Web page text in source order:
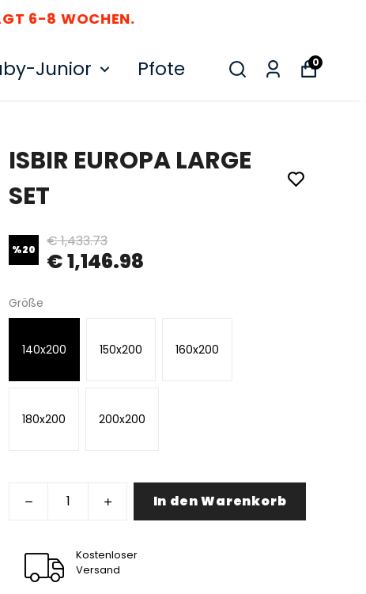
WOCHEN.
Junior Pfote 0
ISBIR EUROPA LARGE
SET
%20 € 1,433.73
€ 1,146.98
Größe
140x200 150x200 160x200
180x200 200x200
In den Warenkorb
Kostenloser
Versand